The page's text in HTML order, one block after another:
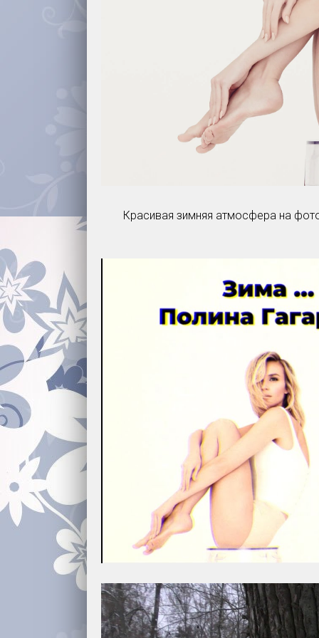
Красивая зимняя атмосфера на